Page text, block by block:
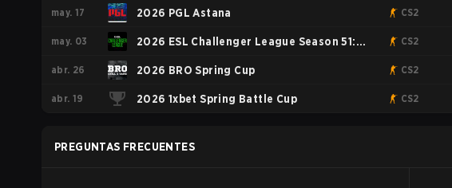
may. 17 2026 PGL Astana CS2
may. 03 2026 ESL Challenger League Season 51:
Asia-Pacific - Cup #4
CS2
abr. 26 2026 BRO Spring Cup CS2
abr. 19 2026 1xbet Spring Battle Cup CS2
PREGUNTAS FRECUENTES